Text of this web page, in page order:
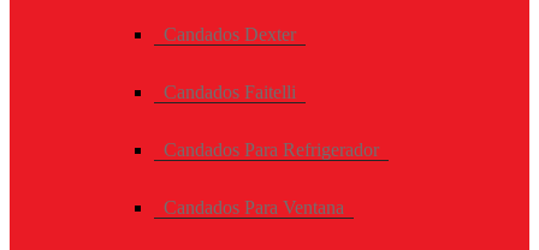
Candados Dexter
Candados Faitelli
Candados Para Refrigerador
Candados Para Ventana